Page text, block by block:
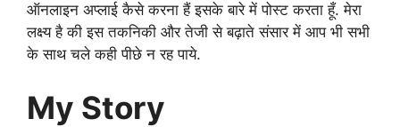
ऑनलाइन अप्लाई कैसे करना हैं इसके बारे में पोस्ट करता हूँ. मेरा
लक्ष्य है की इस तकनिकी और तेजी से बढ़ाते संसार में आप भी सभी
के साथ चले कही पीछे न रह पाये.
My Story